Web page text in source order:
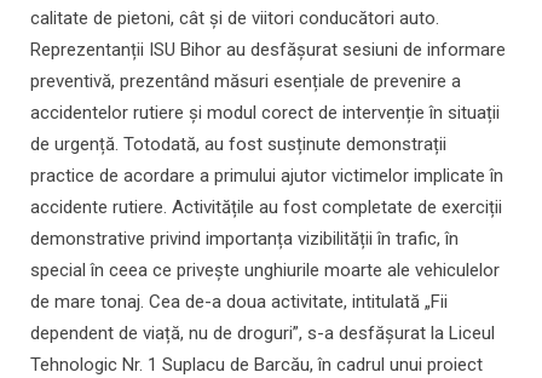
calitate de pietoni, cât și de viitori conducători auto.
Reprezentanții ISU Bihor au desfășurat sesiuni de informare
preventivă, prezentând măsuri esențiale de prevenire a
accidentelor rutiere și modul corect de intervenție în situații
de urgență. Totodată, au fost susținute demonstrații
practice de acordare a primului ajutor victimelor implicate în
accidente rutiere. Activitățile au fost completate de exerciții
demonstrative privind importanța vizibilității în trafic, în
special în ceea ce privește unghiurile moarte ale vehiculelor
de mare tonaj. Cea de-a doua activitate, intitulată „Fii
dependent de viață, nu de droguri”, s-a desfășurat la Liceul
Tehnologic Nr. 1 Suplacu de Barcău, în cadrul unui proiect